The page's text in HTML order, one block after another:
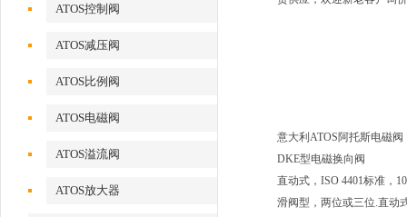
ATOS控制阀
ATOS减压阀
ATOS比例阀
ATOS电磁阀
ATOS溢流阀
ATOS放大器
意大利ATOS阿托斯电磁阀
DKE型电磁换向阀
直动式，ISO 4401标准，
滑阀型，两位或三位.直动